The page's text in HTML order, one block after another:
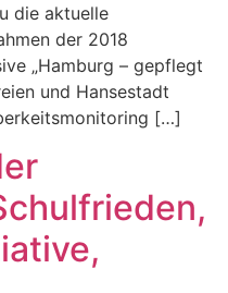
die aktuelle
der 2018
„Hamburg – gepflegt
und Hansestadt
[…]